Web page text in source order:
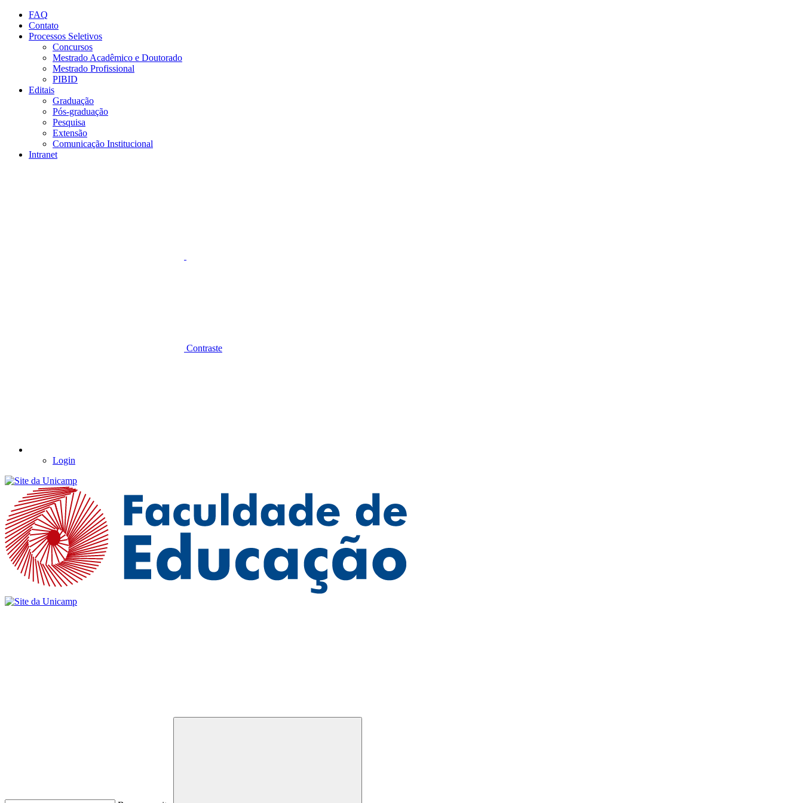
Conteúdo principal
FAQ
Contato
Processos Seletivos
Concursos
Mestrado Acadêmico e Doutorado
Mestrado Profissional
PIBID
Editais
Graduação
Pós-graduação
Pesquisa
Extensão
Comunicação Institucional
Intranet
Contraste
Login